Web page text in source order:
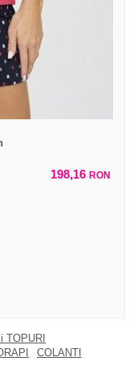
198,16 RON
TOPURI
COLANTI